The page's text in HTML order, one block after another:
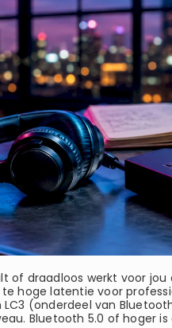
of draadloos werkt voor
te hoge latentie voor
(onderdeel van
Bluetooth 5.0 of hoger